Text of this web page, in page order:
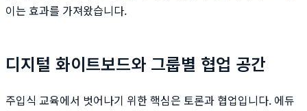
이는 효과를 가져왔습니다.
디지털 화이트보드와 그룹별 협업 공간
주입식 교육에서 벗어나기 위한 핵심은 토론과 협업입니다. 에듀